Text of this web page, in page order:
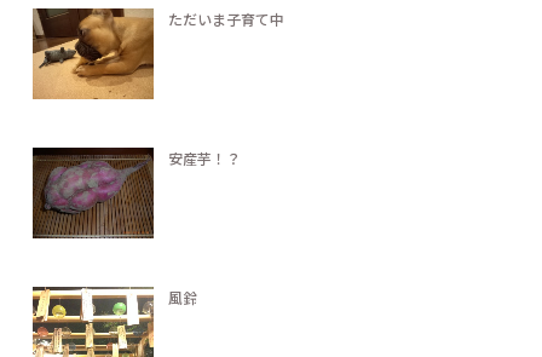
ただいま子育て中
安産芋！？
風鈴